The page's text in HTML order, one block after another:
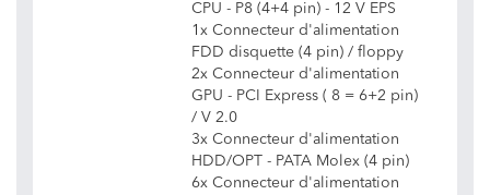
CPU - P8 (4+4 pin) - 12 V EPS
1x Connecteur d'alimentation
FDD disquette (4 pin) / floppy
2x Connecteur d'alimentation
GPU - PCI Express ( 8 = 6+2 pin)
/ V 2.0
3x Connecteur d'alimentation
HDD/OPT - PATA Molex (4 pin)
6x Connecteur d'alimentation